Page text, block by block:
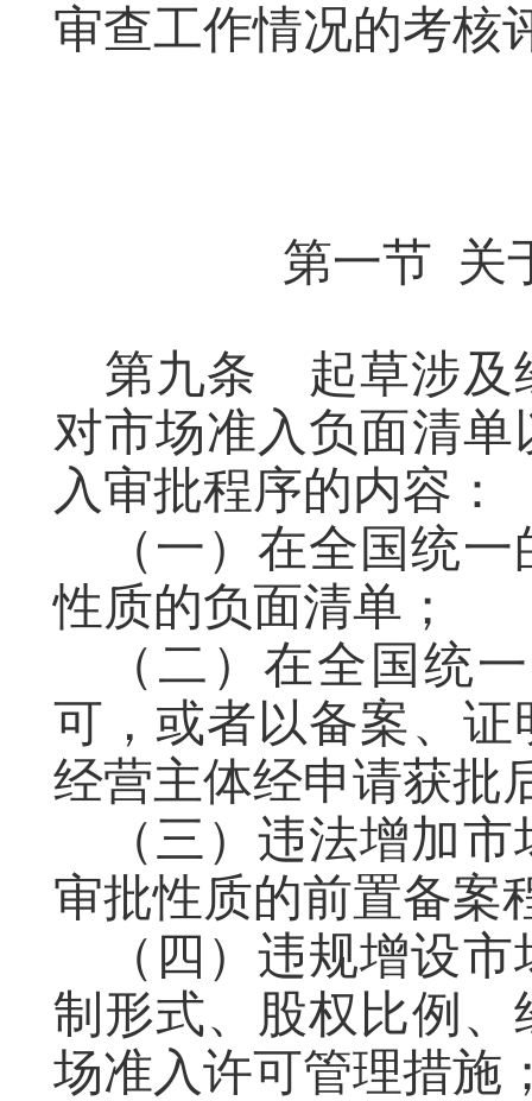
审查工作情况的考核
第一节 关
第九条 起草涉及
对市场准入负面清
入审批程序的内容：
（一）在全国统
性质的负面清单；
（二）在全国统
可，或者以备案、
经营主体经申请获批
（三）违法增加市
审批性质的前置备案
（四）违规增设市
制形式、 股权比例
场准入许可管理措施